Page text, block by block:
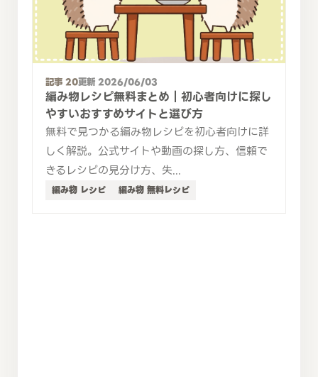
記事 20更新 2026/06/03
編み物レシピ無料まとめ｜初心者向けに探し
やすいおすすめサイトと選び方
無料で見つかる編み物レシピを初心者向けに詳
しく解説。公式サイトや動画の探し方、信頼で
きるレシピの見分け方、失...
編み物 レシピ 編み物 無料レシピ